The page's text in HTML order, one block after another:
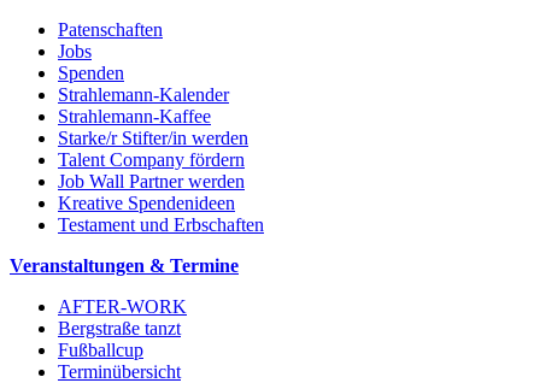
Patenschaften
Jobs
Spenden
Strahlemann-Kalender
Strahlemann-Kaffee
Starke/r Stifter/in werden
Talent Company fördern
Job Wall Partner werden
Kreative Spendenideen
Testament und Erbschaften
Veranstaltungen & Termine
AFTER-WORK
Bergstraße tanzt
Fußballcup
Terminübersicht